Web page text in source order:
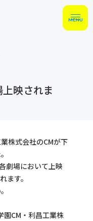
MENU
映されま
株式会社のCMが下
劇場において上映
ます。
園CM・利昌工業株